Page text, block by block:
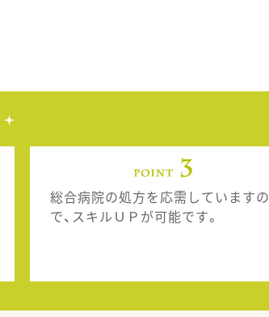
総合病院の処方を応需していますの
で、スキルＵＰが可能です。